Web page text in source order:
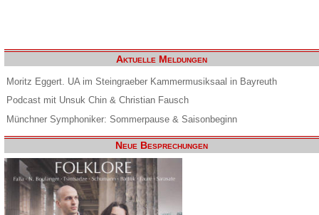
Aktuelle Meldungen
Moritz Eggert. UA im Steingraeber Kammermusiksaal in Bayreuth
Podcast mit Unsuk Chin & Christian Fausch
Münchner Symphoniker: Sommerpause & Saisonbeginn
Neue Besprechungen